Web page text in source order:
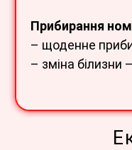
Прибирання
– щоденне
– зміна білизни